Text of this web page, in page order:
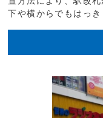
下や横からでもはっき